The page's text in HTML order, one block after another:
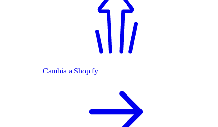
Cambia a Shopify